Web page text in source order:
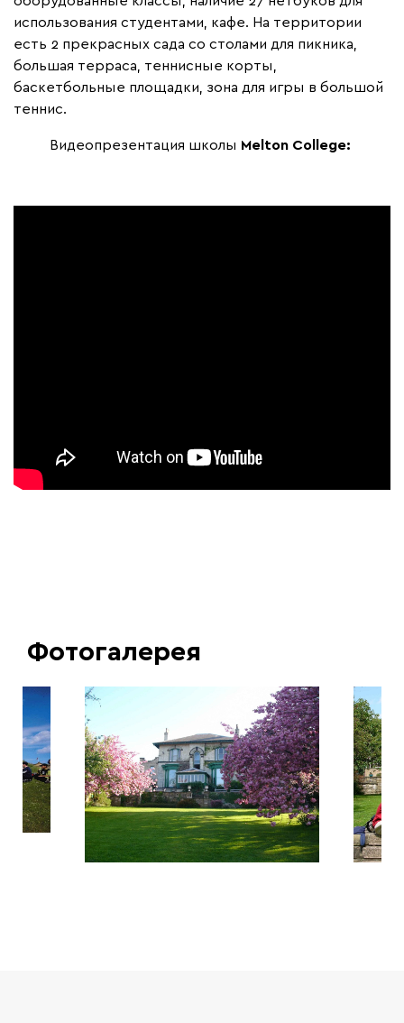
использования студентами, кафе. На территории
есть 2 прекрасных сада со столами для пикника,
большая терраса, теннисные корты,
баскетбольные площадки, зона для игры в большой
теннис.
Видеопрезентация школы Melton College:
Фотогалерея